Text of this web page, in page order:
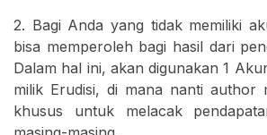
2. Bagi Anda yang tidak memiliki
bisa memperoleh bagi hasil dari
Dalam hal ini, akan digunakan 1
milik Erudisi, di mana nanti author
khusus untuk melacak